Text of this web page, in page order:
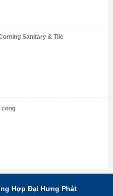
Sanitary & Tile
cong
Hợp Đại Hưng Phát